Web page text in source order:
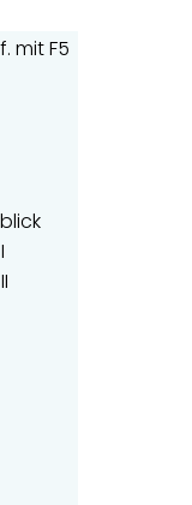
mit F5